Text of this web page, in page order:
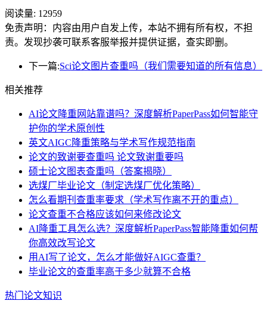
阅读量: 12959
免责声明：内容由用户自发上传，本站不拥有所有权，不担
责。发现抄袭可联系客服举报并提供证据，查实即删。
下一篇:Sci论文图片查重吗（我们需要知道的所有信息）
相关推荐
AI论文降重网站靠谱吗？深度解析PaperPass如何智能守
护你的学术原创性
英文AIGC降重策略与学术写作规范指南
论文的致谢要查重吗 论文致谢重要吗
硕士论文图表查重吗（答案揭晓）
选煤厂毕业论文（制定选煤厂优化策略）
怎么看期刊查重率要求（学术写作离不开的重点）
论文查重不合格应该如何来修改论文
AI降重工具怎么选？深度解析PaperPass智能降重如何帮
你高效改写论文
用AI写了论文，怎么才能做好AIGC查重？
毕业论文的查重率高于多少就算不合格
热门论文知识